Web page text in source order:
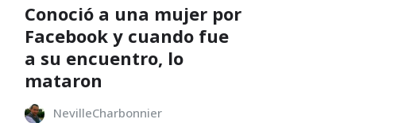
Conoció a una mujer por
Facebook y cuando fue
a su encuentro, lo
mataron
NevilleCharbonnier